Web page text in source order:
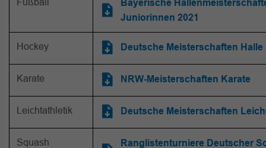
Bayerische
Juniorinnen 2021
Hockey Deutsche Meisterschaften Halle
Karate NRW-Meisterschaften Karate
Leichtathletik Deutsche Meisterschaften
Squash Ranglistenturniere Deutscher